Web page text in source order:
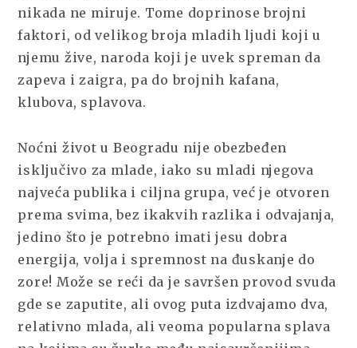
nikada ne miruje. Tome doprinose brojni
faktori, od velikog broja mladih ljudi koji u
njemu žive, naroda koji je uvek spreman da
zapeva i zaigra, pa do brojnih kafana,
klubova, splavova.
Noćni život u Beogradu nije obezbeđen
isključivo za mlade, iako su mladi njegova
najveća publika i ciljna grupa, već je otvoren
prema svima, bez ikakvih razlika i odvajanja,
jedino što je potrebno imati jesu dobra
energija, volja i spremnost na đuskanje do
zore! Može se reći da je savršen provod svuda
gde se zaputite, ali ovog puta izdvajamo dva,
relativno mlada, ali veoma popularna splava